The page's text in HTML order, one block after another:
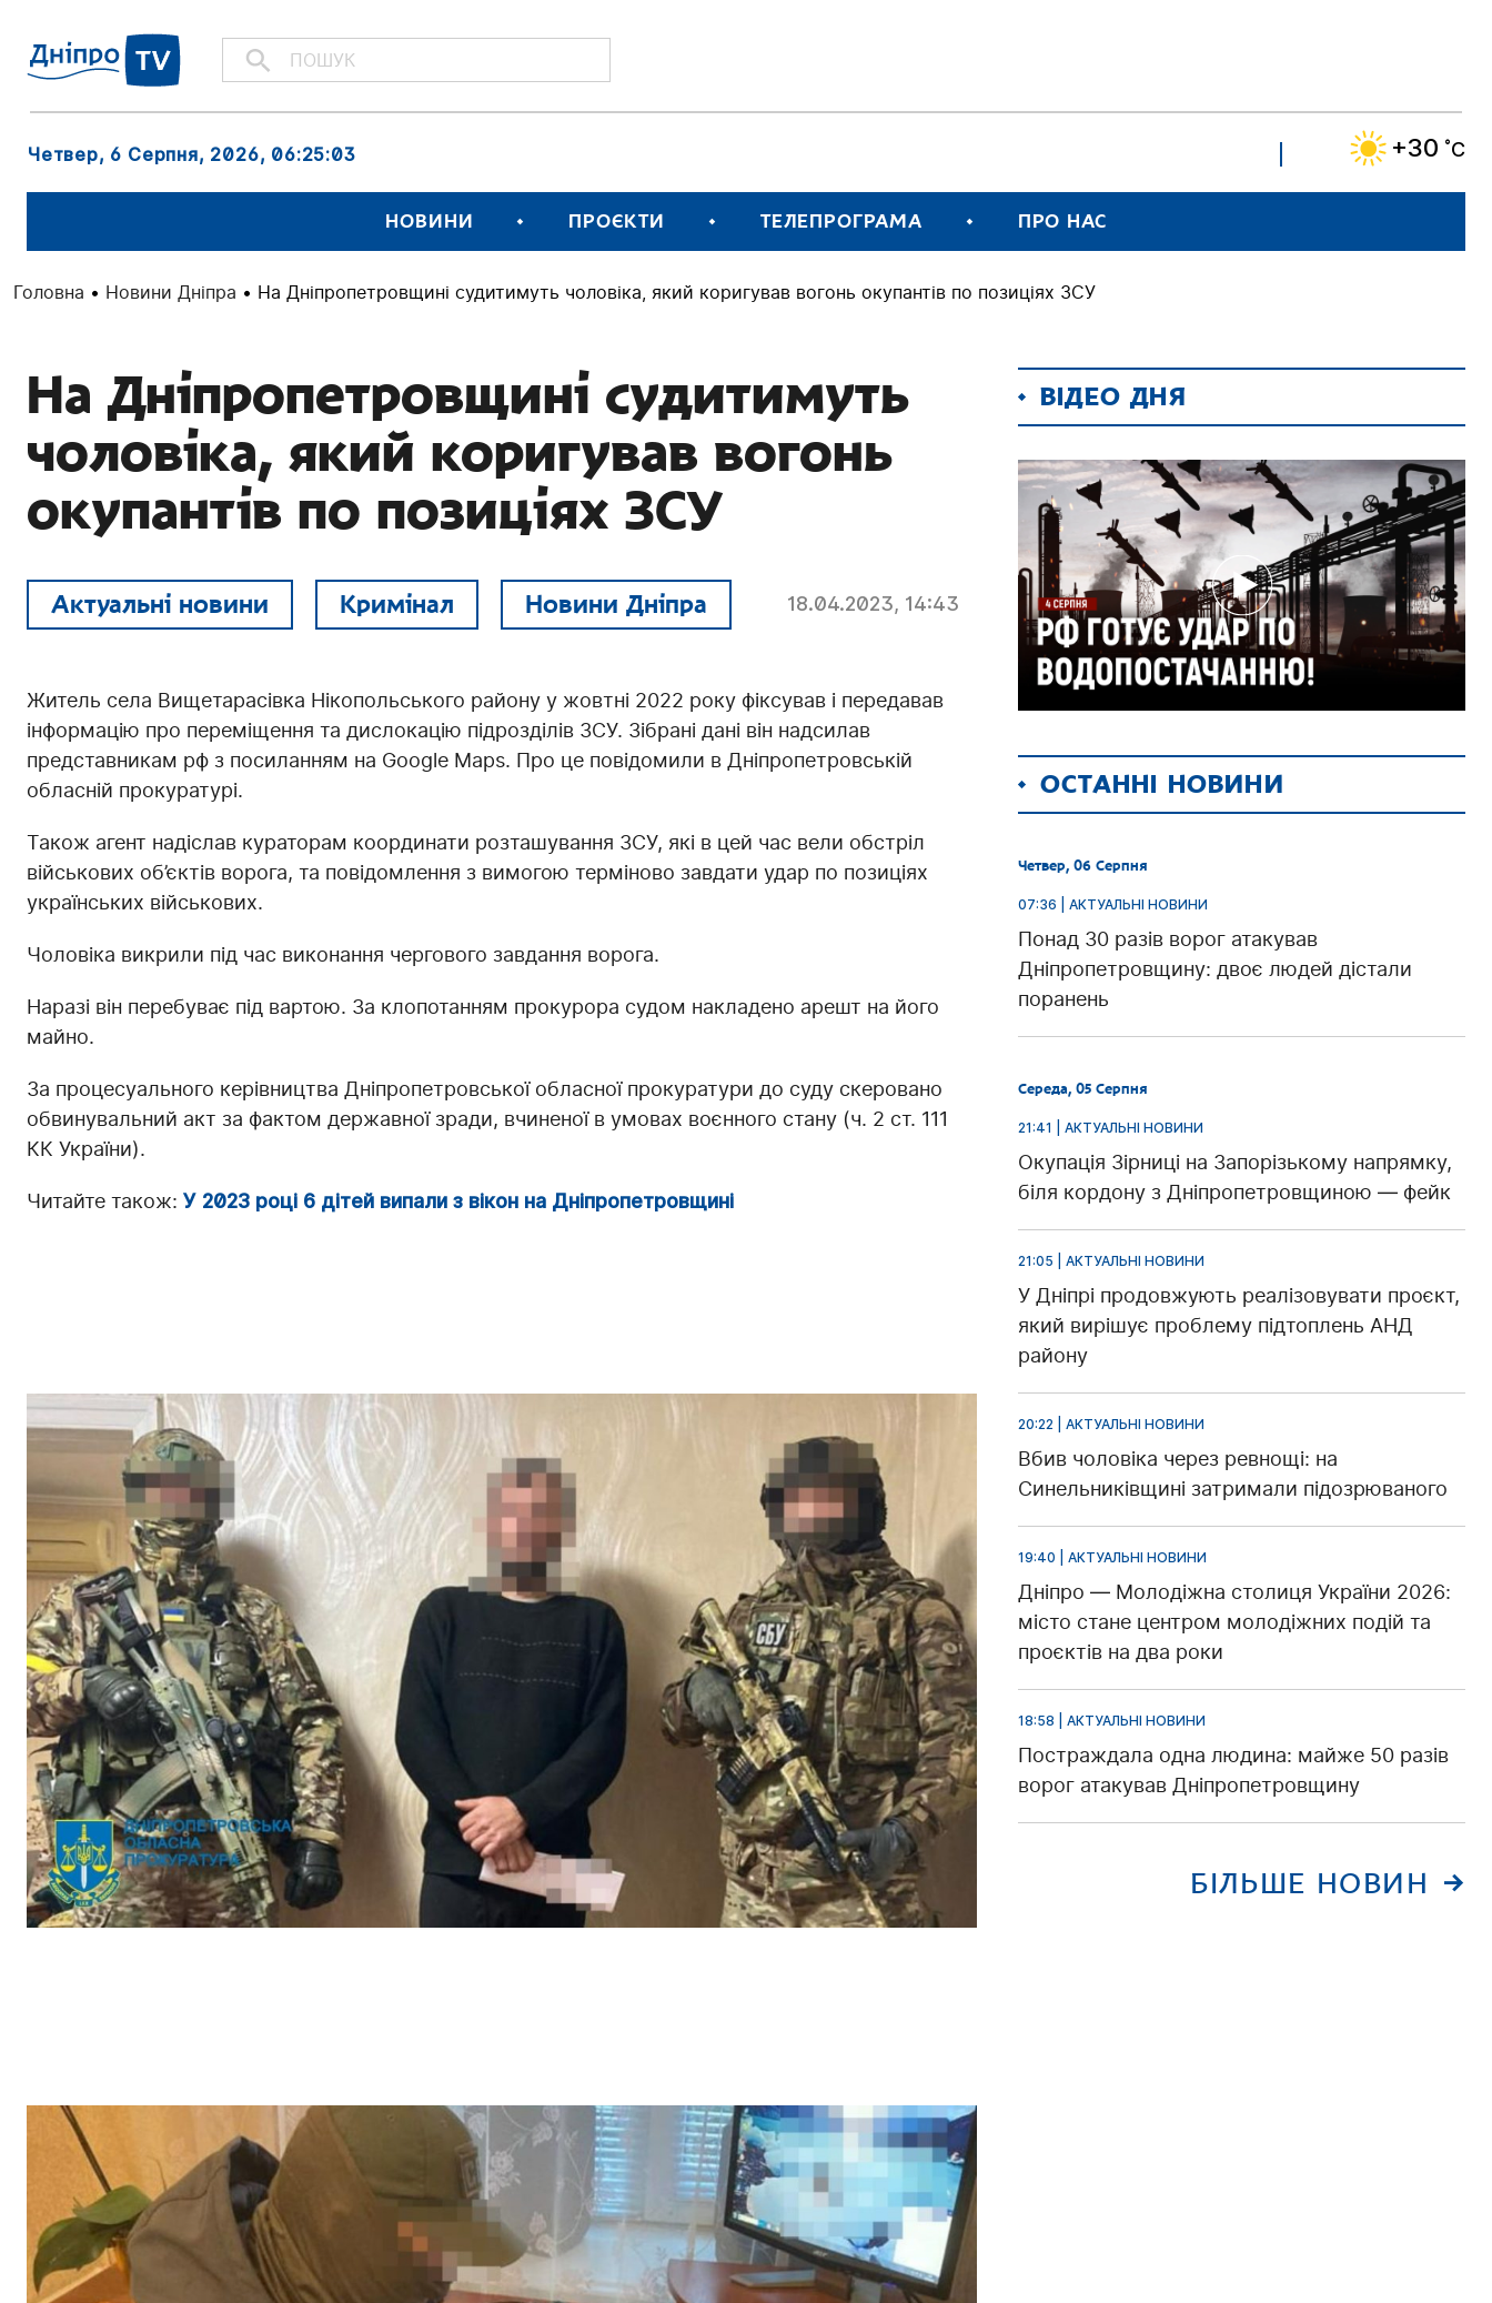
Четвер, 6 Серпня, 2026, 06:25:05 +30 ˚C
НОВИНИ ПРОЄКТИ ТЕЛЕПРОГРАМА ПРО НАС
Головна • Новини Дніпра • На Дніпропетровщині судитимуть чоловіка, який коригував вогонь окупантів по позиціях ЗСУ
На Дніпропетровщині судитимуть
чоловіка, який коригував вогонь
окупантів по позиціях ЗСУ
Актуальні новини Кримінал Новини Дніпра 18.04.2023, 14:43
Житель села Вищетарасівка Нікопольського району у жовтні 2022 року фіксував і передавав
інформацію про переміщення та дислокацію підрозділів ЗСУ. Зібрані дані він надсилав
представникам рф з посиланням на Google Maps. Про це повідомили в Дніпропетровській
обласній прокуратурі.
Також агент надіслав кураторам координати розташування ЗСУ, які в цей час вели обстріл
військових об’єктів ворога, та повідомлення з вимогою терміново завдати удар по позиціях
українських військових.
Чоловіка викрили під час виконання чергового завдання ворога.
Наразі він перебуває під вартою. За клопотанням прокурора судом накладено арешт на його
майно.
За процесуального керівництва Дніпропетровської обласної прокуратури до суду скеровано
обвинувальний акт за фактом державної зради, вчиненої в умовах воєнного стану (ч. 2 ст. 111
КК України).
Читайте також: У 2023 році 6 дітей випали з вікон на Дніпропетровщині
ВІДЕО ДНЯ
ОСТАННІ НОВИНИ
Четвер, 06 Серпня
07:36 | АКТУАЛЬНІ НОВИНИ
Понад 30 разів ворог атакував
Дніпропетровщину: двоє людей дістали
поранень
Середа, 05 Серпня
21:41 | АКТУАЛЬНІ НОВИНИ
Окупація Зірниці на Запорізькому напрямку,
біля кордону з Дніпропетровщиною — фейк
21:05 | АКТУАЛЬНІ НОВИНИ
У Дніпрі продовжують реалізовувати проєкт,
який вирішує проблему підтоплень АНД
району
20:22 | АКТУАЛЬНІ НОВИНИ
Вбив чоловіка через ревнощі: на
Синельниківщині затримали підозрюваного
19:40 | АКТУАЛЬНІ НОВИНИ
Дніпро — Молодіжна столиця України 2026:
місто стане центром молодіжних подій та
проєктів на два роки
18:58 | АКТУАЛЬНІ НОВИНИ
Постраждала одна людина: майже 50 разів
ворог атакував Дніпропетровщину
БІЛЬШЕ НОВИН